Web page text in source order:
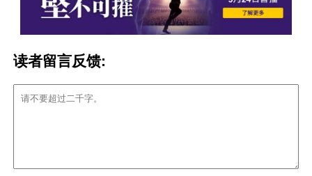
读者留言反馈: